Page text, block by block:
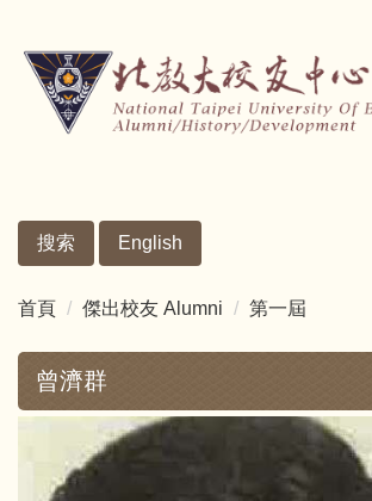
到
搜索 English
首頁 傑出校友 Alumni 第一屆
曾濟群